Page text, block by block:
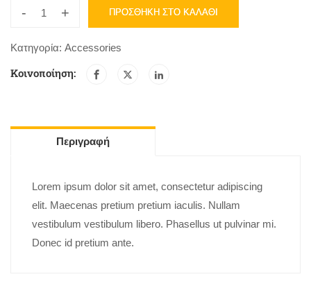
- + ΠΡΟΣΘΉΚΗ ΣΤΟ ΚΑΛΆΘΙ
Κατηγορία: Accessories
Κοινοποίηση:
Περιγραφή
Lorem ipsum dolor sit amet, consectetur adipiscing
elit. Maecenas pretium pretium iaculis. Nullam
vestibulum vestibulum libero. Phasellus ut pulvinar mi.
Donec id pretium ante.